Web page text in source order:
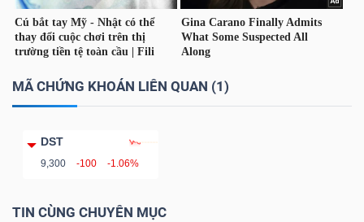
MÃ CHỨNG KHOÁN LIÊN QUAN (1)
DST
9,300 -100 -1.06%
TIN CÙNG CHUYÊN MỤC
YẾU
TIÊU
THIẾT